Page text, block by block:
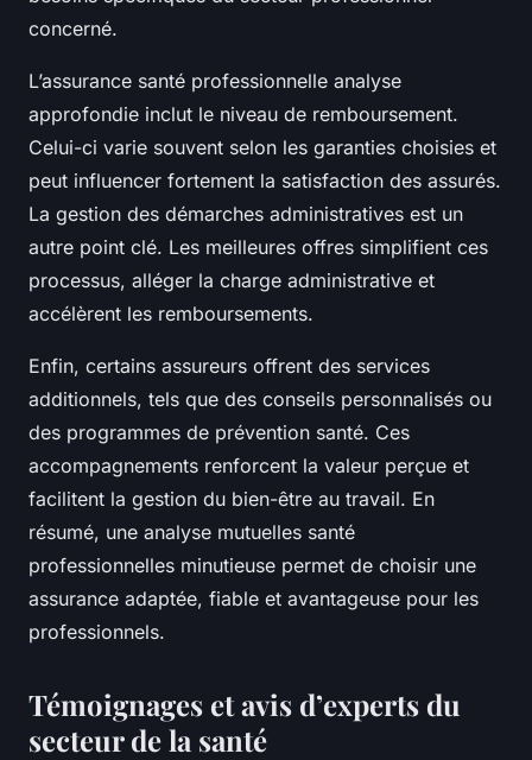
concerné.
L’assurance santé professionnelle analyse
approfondie inclut le niveau de remboursement.
Celui-ci varie souvent selon les garanties choisies et
peut influencer fortement la satisfaction des assurés.
La gestion des démarches administratives est un
autre point clé. Les meilleures offres simplifient ces
processus, alléger la charge administrative et
accélèrent les remboursements.
Enfin, certains assureurs offrent des services
additionnels, tels que des conseils personnalisés ou
des programmes de prévention santé. Ces
accompagnements renforcent la valeur perçue et
facilitent la gestion du bien-être au travail. En
résumé, une analyse mutuelles santé
professionnelles minutieuse permet de choisir une
assurance adaptée, fiable et avantageuse pour les
professionnels.
Témoignages et avis d’experts du
secteur de la santé